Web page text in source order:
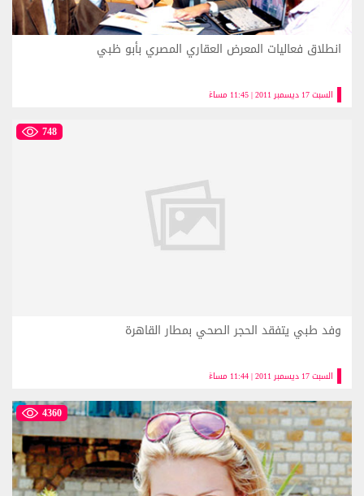
السبت 17 ديسمبر 2011 | 11:45 مساءً
انطلاق فعاليات المعرض العقاري المصري بأبو ظبي
748
السبت 17 ديسمبر 2011 | 11:44 مساءً
وفد طبي يتفقد الحجر الصحي بمطار القاهرة
4360